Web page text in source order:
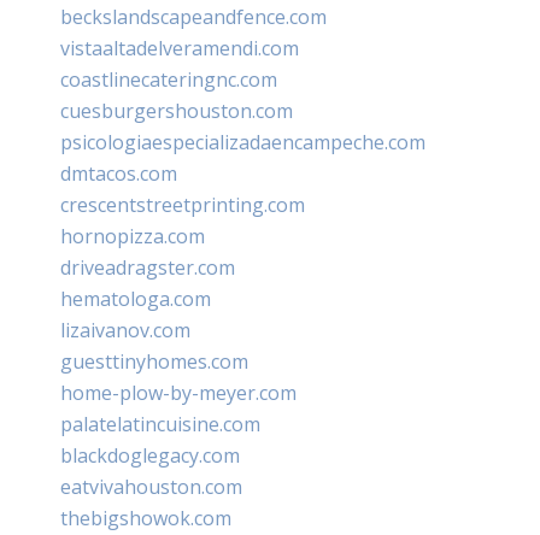
beckslandscapeandfence.com
vistaaltadelveramendi.com
coastlinecateringnc.com
cuesburgershouston.com
psicologiaespecializadaencampeche.com
dmtacos.com
crescentstreetprinting.com
hornopizza.com
driveadragster.com
hematologa.com
lizaivanov.com
guesttinyhomes.com
home-plow-by-meyer.com
palatelatincuisine.com
blackdoglegacy.com
eatvivahouston.com
thebigshowok.com